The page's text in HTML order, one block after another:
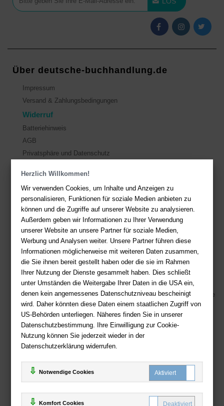
Herzlich Willkommen!
Wir verwenden Cookies, um Inhalte und Anzeigen zu
personalisieren, Funktionen für soziale Medien anbieten zu
können und die Zugriffe auf unserer Website zu analysieren.
Außerdem geben wir Informationen zu Ihrer Verwendung
unserer Website an unsere Partner für soziale Medien,
Werbung und Analysen weiter. Unsere Partner führen diese
Informationen möglicherweise mit weiteren Daten zusammen,
die Sie ihnen bereit gestellt haben oder die sie im Rahmen
Ihrer Nutzung der Dienste gesammelt haben. Dies schließt
unter Umständen die Weitergabe Ihrer Daten in die USA ein,
denen kein angemessenes Datenschutzniveau bescheinigt
wird. Daher könnten diese Daten einem staatlichen Zugriff von
US-Behörden unterliegen. Näheres finden Sie in unserer
Datenschutzbestimmung. Ihre Einwilligung zur Cookie-
Nutzung können Sie jederzeit wieder in der
Datenschutzerklärung widerrufen.
Notwendige Cookies
Komfort Cookies
Über deutsche-buchhandlung.de
Impressum
Versand & Zahlungsbedingungen
Widerruf
Batteriehinweis
AGB
Privatsphäre und Datenschutz
Sie haben Fragen? Hier finden Sie Antworten auf häufig gestellte
Fragen.
Fragen per E-Mail: service@deutsche-buchhandlung.de
Telefon: +49 (0)511 - 982 684 41
Ihre Vorteile bei uns
Kostenloser Versand ab 36,- EUR Bestellwert
Sicherer Online Shop und Zahlung mit SSL-Verschlüsselung
Viele Zahlungsmethoden wie PayPal, Amazon Payment, Vorkasse
Zahlweisen